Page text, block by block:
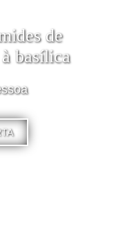
de
basílica